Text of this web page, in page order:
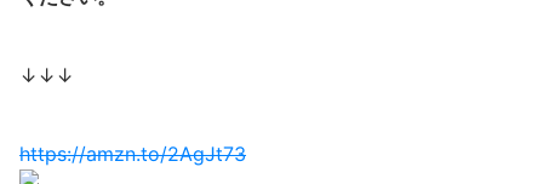
↓↓↓
https://amzn.to/2AgJt73